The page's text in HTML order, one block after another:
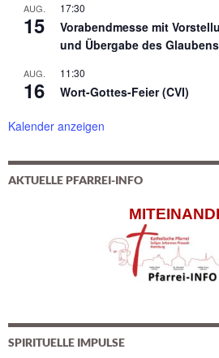
AUG.
15
17:30
Vorabendmesse mit
und Übergabe des
AUG.
16
11:30
Wort-Gottes-Feier (CVI)
Kalender anzeigen
AKTUELLE PFARREI-INFO
SPIRITUELLE IMPULSE